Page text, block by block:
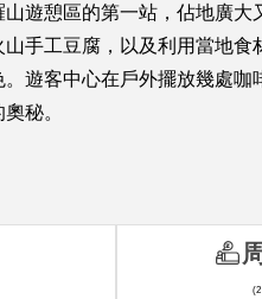
遊憩區的第一站，佔地廣
手工豆腐，以及利用當地
遊客中心在戶外擺放幾處
秘。